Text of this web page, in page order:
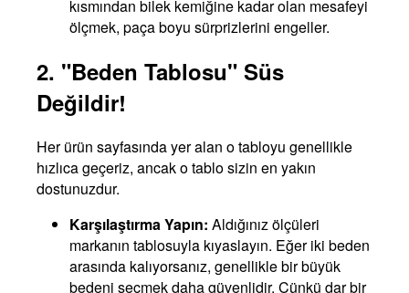
kısmından bilek kemiğine kadar olan mesafeyi
ölçmek, paça boyu sürprizlerini engeller.
2. "Beden Tablosu" Süs
Değildir!
Her ürün sayfasında yer alan o tabloyu genellikle
hızlıca geçeriz, ancak o tablo sizin en yakın
dostunuzdur.
Karşılaştırma Yapın: Aldığınız ölçüleri
markanın tablosuyla kıyaslayın. Eğer iki beden
arasında kalıyorsanız, genellikle bir büyük
bedeni seçmek daha güvenlidir. Çünkü dar bir